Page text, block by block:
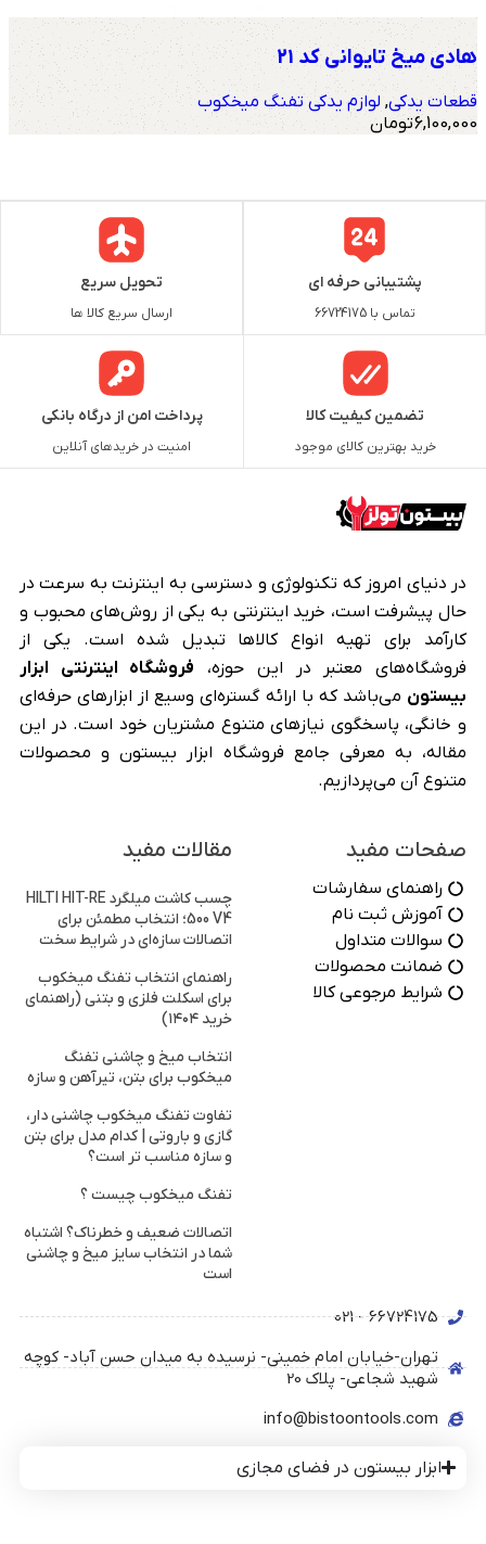
هادی میخ تایوانی کد 21
قطعات یدکی, لوازم یدکی تفنگ میخکوب
6,100,000تومان
پشتیبانی حرفه ای
تماس با 66724175
تحویل سریع
ارسال سریع کالا ها
تضمین کیفیت کالا
خرید بهترین کالای موجود
پرداخت امن از درگاه بانکی
امنیت در خریدهای آنلاین
در دنیای امروز که تکنولوژی و دسترسی به اینترنت به سرعت در
حال پیشرفت است، خرید اینترنتی به یکی از روش‌های محبوب و
کارآمد برای تهیه انواع کالاها تبدیل شده است. یکی از
فروشگاه‌های معتبر در این حوزه، فروشگاه اینترنتی ابزار
بیستون می‌باشد که با ارائه گستره‌ای وسیع از ابزارهای حرفه‌ای
و خانگی، پاسخگوی نیازهای متنوع مشتریان خود است. در این
مقاله، به معرفی جامع فروشگاه ابزار بیستون و محصولات
متنوع آن می‌پردازیم.
صفحات مفید
راهنمای سفارشات
آموزش ثبت نام
سوالات متداول
ضمانت محصولات
شرایط مرجوعی کالا
مقالات مفید
چسب کاشت میلگرد HILTI HIT-RE
500 V4؛ انتخاب مطمئن برای
اتصالات سازه‌ای در شرایط سخت
راهنمای انتخاب تفنگ میخکوب
برای اسکلت فلزی و بتنی (راهنمای
خرید ۱۴۰۴)
انتخاب میخ و چاشنی تفنگ
میخکوب برای بتن، تیرآهن و سازه
تفاوت تفنگ میخکوب چاشنی دار،
گازی و باروتی | کدام مدل برای بتن
و سازه مناسب تر است؟
تفنگ میخکوب چیست ؟
اتصالات ضعیف و خطرناک؟ اشتباه
شما در انتخاب سایز میخ و چاشنی
است
66724175 - 021
تهران-خیابان امام خمینی- نرسیده به میدان حسن آباد- کوچه
شهید شجاعی- پلاک 20
info@bistoontools.com
ابزار بیستون در فضای مجازی